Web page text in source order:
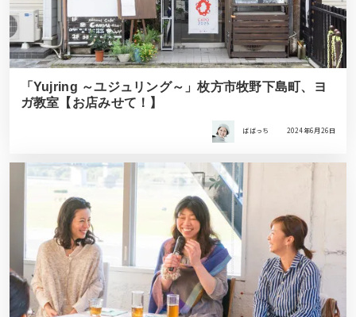
「Yujring ～ユジュリング～」枚方市牧野下島町、ヨ
ガ教室【お店みせて！】
ばばっち 2024年6月26日